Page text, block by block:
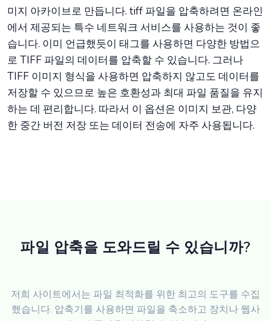
미지 아카이브로 만듭니다. tiff 파일을 압축하려면 온라인
에서 제공되는 특수 네트워크 서비스를 사용하는 것이 좋
습니다. 이미 언급했듯이 태그를 사용하면 다양한 방법으
로 TIFF 파일의 데이터를 압축할 수 있습니다. 그러나
TIFF 이미지 형식을 사용하면 압축하지 않고도 데이터를
저장할 수 있으므로 높은 호환성과 최대 파일 품질을 유지
하는 데 편리합니다. 따라서 이 옵션은 이미지 보관, 다양
한 중간 버전 저장 또는 데이터 전송에 자주 사용됩니다.
파일 압축을 도와드릴 수 있습니까?
저희 사이트에서는 파일 최적화를 위한 최고의 도구를 수집
했습니다. 압축기를 사용하면 파일을 축소하고 장치나 웹사